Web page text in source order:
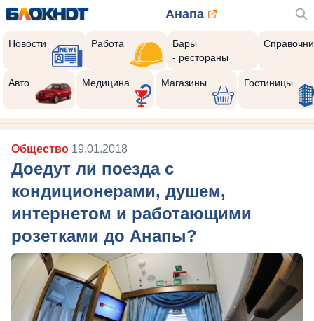
Анапа
Новости Работа
Бары
- рестораны
Авто Медицина Магазины Гостиницы
Общество 19.01.2018
Доедут ли поезда с
кондиционерами, душем,
интернетом и работающими
розетками до Анапы?